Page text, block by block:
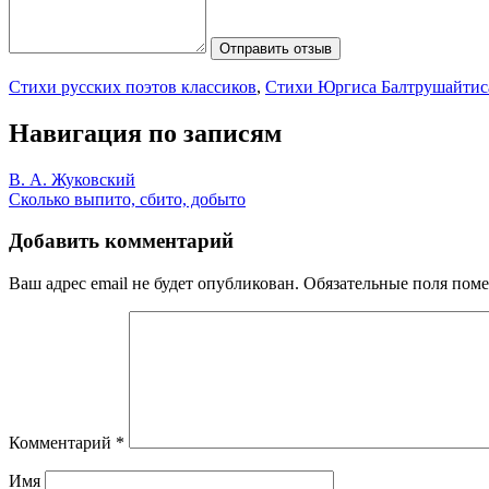
Отправить отзыв
Стихи русских поэтов классиков, Стихи Юргиса
Навигация по записям
В. А. Жуковский
Сколько выпито, сбито, добыто
Добавить комментарий
Ваш адрес email не будет опубликован. Обязательные поля
Комментарий *
Имя